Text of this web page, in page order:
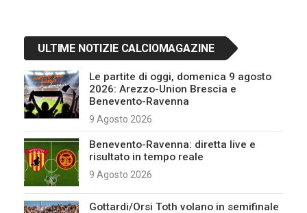
ULTIME NOTIZIE CALCIOMAGAZINE
Le partite di oggi, domenica 9 agosto
2026: Arezzo-Union Brescia e
Benevento-Ravenna
9 Agosto 2026
Benevento-Ravenna: diretta live e
risultato in tempo reale
9 Agosto 2026
Gottardi/Orsi Toth volano in semifinale